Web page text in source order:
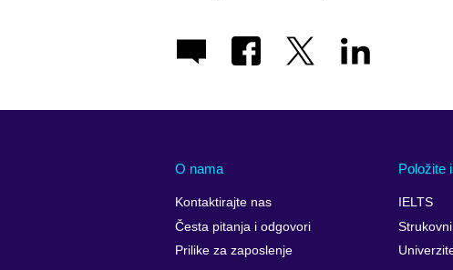
O nama
Kontaktirajte nas
Česta pitanja i odgovori
Prilike za zaposlenje
Položite
IELTS